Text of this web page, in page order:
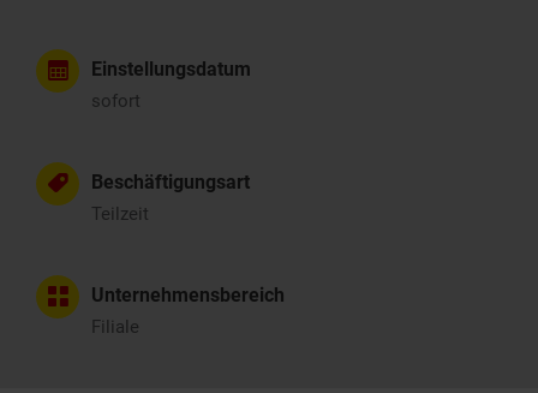
Einstellungsdatum
sofort
Beschäftigungsart
Teilzeit
Unternehmensbereich
Filiale